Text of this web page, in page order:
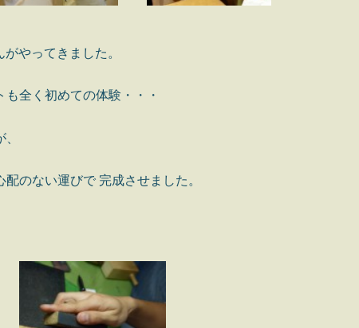
やってきました。
全く初めての体験・・・
のない運びで 完成させました。